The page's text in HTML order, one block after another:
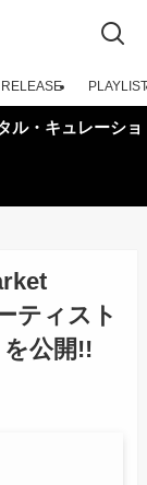
RELEASE PLAYLIST
ル・キュレーショ
ティスト
公開!!